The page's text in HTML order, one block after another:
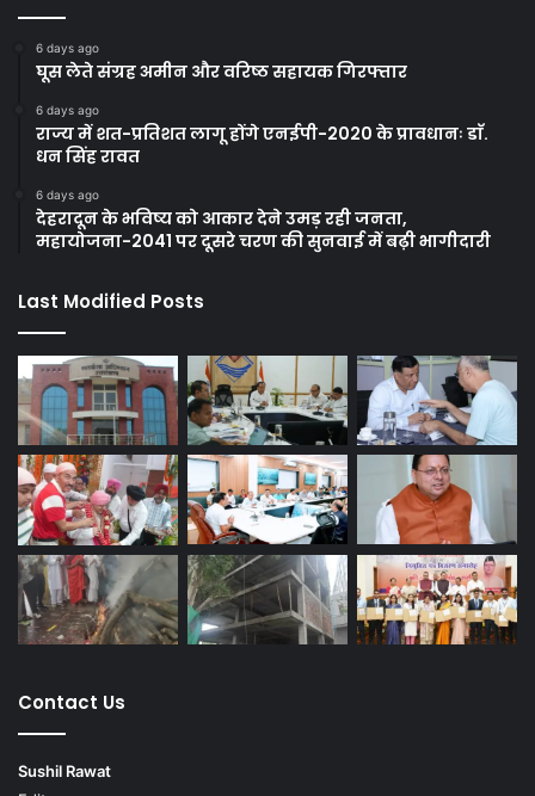
6 days ago
घूस लेते संग्रह अमीन और वरिष्ठ सहायक गिरफ्तार
6 days ago
राज्य में शत-प्रतिशत लागू होंगे एनईपी-2020 के प्रावधानः डाॅ.
धन सिंह रावत
6 days ago
देहरादून के भविष्य को आकार देने उमड़ रही जनता,
महायोजना-2041 पर दूसरे चरण की सुनवाई में बढ़ी भागीदारी
Last Modified Posts
Contact Us
Sushil Rawat